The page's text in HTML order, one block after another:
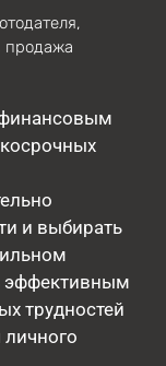
продажа
и выбирать
эффективным
трудностей
личного